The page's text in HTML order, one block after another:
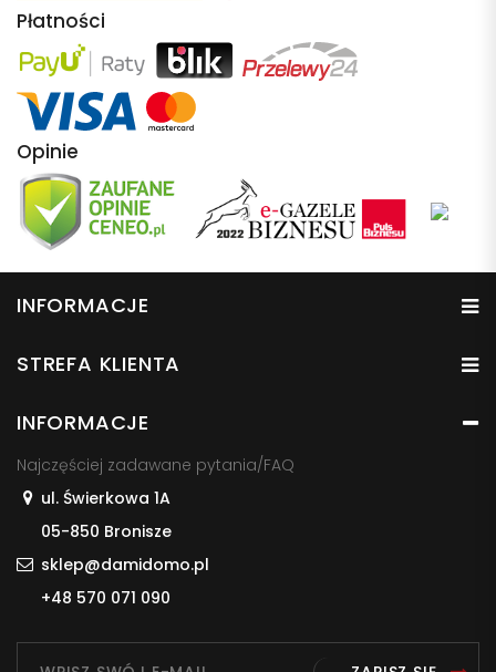
Płatności
Opinie
INFORMACJE
STREFA KLIENTA
INFORMACJE
Najczęściej zadawane pytania/FAQ
ul. Świerkowa 1A
05-850 Bronisze
sklep@damidomo.pl
+48 570 071 090